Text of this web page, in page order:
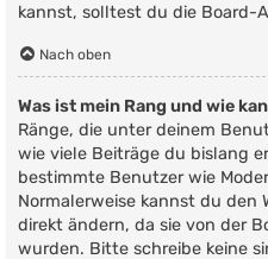
kannst, solltest du die Board-
Nach oben
Was ist mein Rang und wie
Ränge, die unter deinem
wie viele Beiträge du bislang
bestimmte Benutzer wie
Normalerweise kannst du den
direkt ändern, da sie von der
wurden. Bitte schreibe keine